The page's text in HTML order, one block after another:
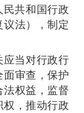
共和国行政
法），制定
当对行政行
面审查，保护
权益，监督
，推动行政